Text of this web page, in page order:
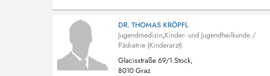
DR. THOMAS KRÖPFL
Jugendmedizin,Kinder- und Jugendheilkunde /
Pädiatrie (Kinderarzt)
Glacisstraße 69/1.Stock,
8010 Graz